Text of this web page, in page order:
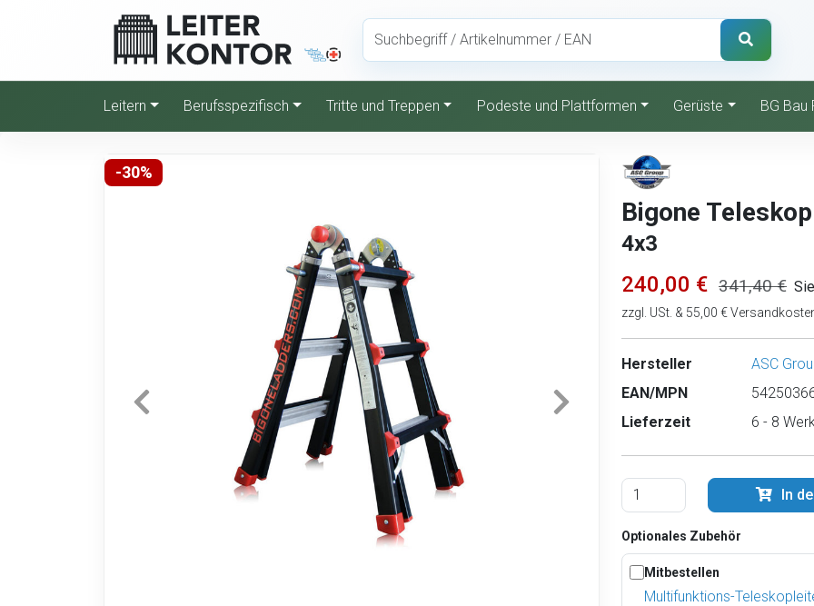
Leitern Berufsspezifisch Tritte und Treppen Podeste und Plattformen Gerüste BG Bau
-30%
Bigone
4x3
240,00 € 341,40 €
zzgl. USt. & 55,00 €
Hersteller
ASC
EAN/MPN
Lieferzeit
6 - 8
In
Optionales Zubehör
Mitbestellen
Multifunktions-